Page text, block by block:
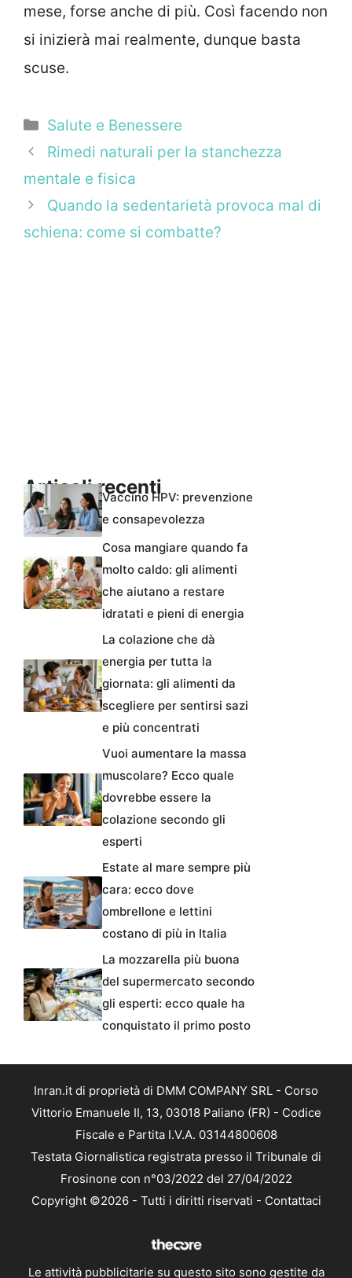
mese, forse anche di più. Così facendo non
si inizierà mai realmente, dunque basta
scuse.
Categorie
Salute e Benessere
Rimedi naturali per la stanchezza
mentale e fisica
Quando la sedentarietà provoca mal di
schiena: come si combatte?
Articoli recentiVaccino HPV: prevenzione
e consapevolezza
Cosa mangiare quando fa
molto caldo: gli alimenti
che aiutano a restare
idratati e pieni di energia
La colazione che dà
energia per tutta la
giornata: gli alimenti da
scegliere per sentirsi sazi
e più concentrati
Vuoi aumentare la massa
muscolare? Ecco quale
dovrebbe essere la
colazione secondo gli
esperti
Estate al mare sempre più
cara: ecco dove
ombrellone e lettini
costano di più in Italia
La mozzarella più buona
del supermercato secondo
gli esperti: ecco quale ha
conquistato il primo posto
Inran.it di proprietà di DMM COMPANY SRL - Corso
Vittorio Emanuele II, 13, 03018 Paliano (FR) - Codice
Fiscale e Partita I.V.A. 03144800608
Testata Giornalistica registrata presso il Tribunale di
Frosinone con n°03/2022 del 27/04/2022
Copyright ©2026 - Tutti i diritti riservati - Contattaci
Le attività pubblicitarie su questo sito sono gestite da